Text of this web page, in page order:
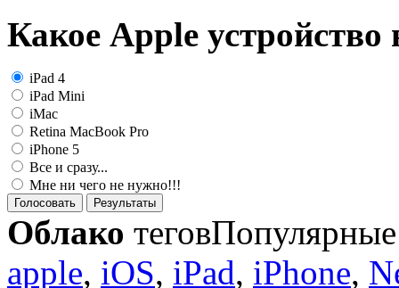
Какое Apple устройство
iPad 4
iPad Mini
iMac
Retina MacBook Pro
iPhone 5
Все и сразу...
Мне ни чего не нужно!!!
Голосовать Результаты
Облако теговПопулярные
apple, iOS, iPad, iPhone,